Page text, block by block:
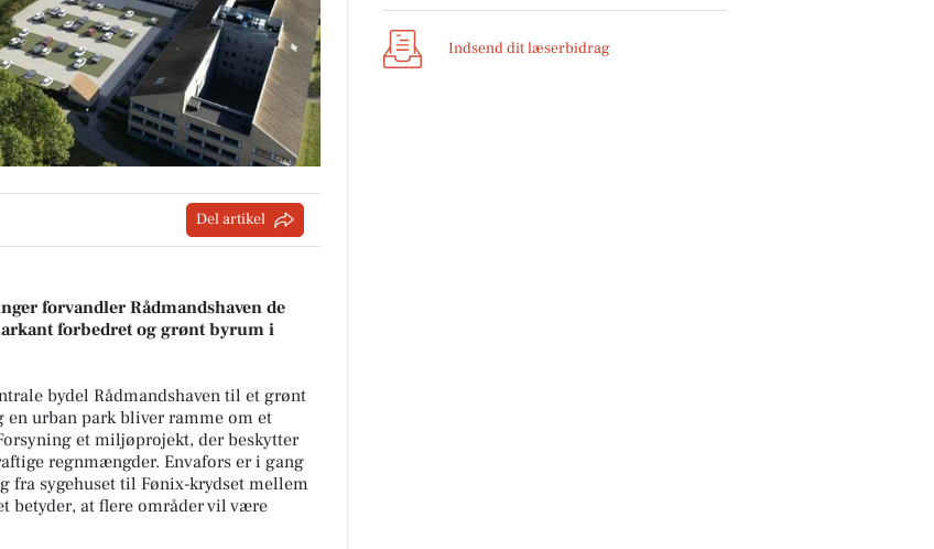
Del artikel
forvandler Rådmandshaven de
forbedret og grønt byrum i
bydel Rådmandshaven til et grønt
urban park bliver ramme om et
et miljøprojekt, der beskytter
regnmængder. Envafors er i gang
fra sygehuset til Fønix-krydset mellem
betyder, at flere områder vil være
Indsend dit læserbidrag